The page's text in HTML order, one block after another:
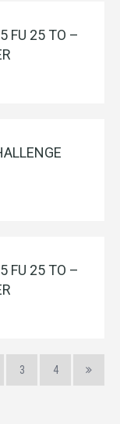
FU 25 TO –
FU 25 TO –
3 4